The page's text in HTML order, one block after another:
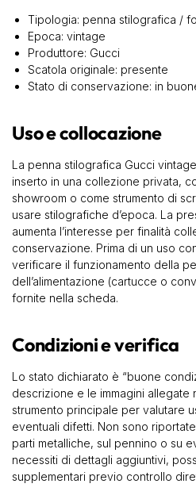
Tipologia: penna stilografica /
Epoca: vintage
Produttore: Gucci
Scatola originale: presente
Stato di conservazione: in
Uso e collocazione
La penna stilografica Gucci
inserto in una collezione privata,
showroom o come strumento di
usare stilografiche d’epoca. La
aumenta l’interesse per finalità
conservazione. Prima di un uso
verificare il funzionamento della
dell’alimentazione (cartucce o
fornite nella scheda.
Condizioni e verifica
Lo stato dichiarato è “buone
descrizione e le immagini allegate
strumento principale per valutare
eventuali difetti. Non sono
parti metalliche, sul pennino o su
necessiti di dettagli aggiuntivi,
supplementari previo controllo